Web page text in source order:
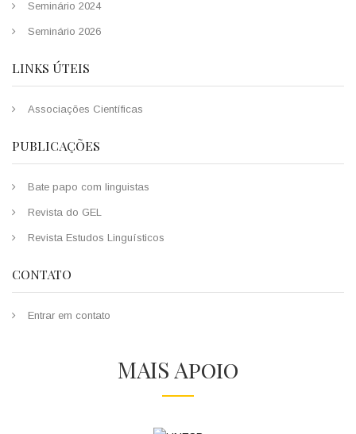
Seminário 2024
Seminário 2026
LINKS ÚTEIS
Associações Científicas
PUBLICAÇÕES
Bate papo com linguistas
Revista do GEL
Revista Estudos Linguísticos
CONTATO
Entrar em contato
MAIS Apoio